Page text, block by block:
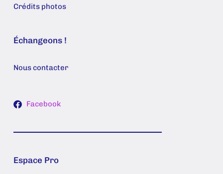
Crédits photos
Échangeons !
Nous contacter
Facebook
Espace Pro